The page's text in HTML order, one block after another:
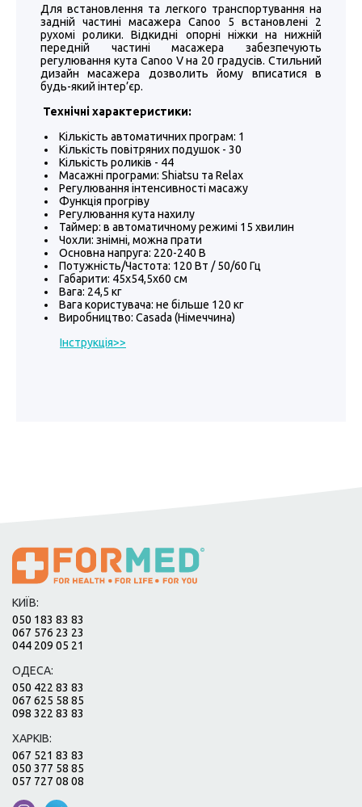
Для встановлення та легкого транспортування на
задній частині масажера Canoo 5 встановлені 2
рухомі ролики. Відкидні опорні ніжки на нижній
передній частині масажера забезпечують
регулювання кута Canoo V на 20 градусів. Стильний
дизайн масажера дозволить йому вписатися в
будь-який інтер’єр.
Технічні характеристики:
Кількість автоматичних програм: 1
Кількість повітряних подушок - 30
Кількість роликів - 44
Масажні програми: Shiatsu та Relax
Регулювання інтенсивності масажу
Функція прогріву
Регулювання кута нахилу
Таймер: в автоматичному режимі 15 хвилин
Чохли: знімні, можна прати
Основна напруга: 220-240 В
Потужність/Частота: 120 Вт / 50/60 Гц
Габарити: 45х54,5x60 см
Вага: 24,5 кг
Вага користувача: не більше 120 кг
Виробництво: Casada (Німеччина)
Інструкція>>
КИЇВ:
050 183 83 83
067 576 23 23
044 209 05 21
ОДЕСА:
050 422 83 83
067 625 58 85
098 322 83 83
ХАРКІВ:
067 521 83 83
050 377 58 85
057 727 08 08